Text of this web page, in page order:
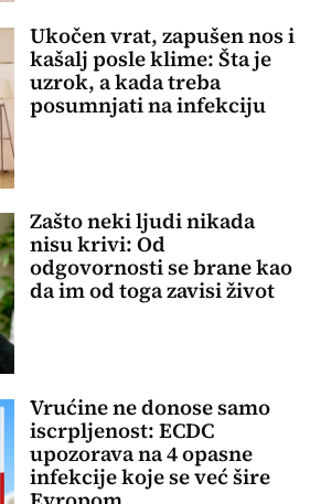
Ukočen vrat, zapušen nos i
kašalj posle klime: Šta je
uzrok, a kada treba
posumnjati na infekciju
Zašto neki ljudi nikada
nisu krivi: Od
odgovornosti se brane kao
da im od toga zavisi život
Vrućine ne donose samo
iscrpljenost: ECDC
upozorava na 4 opasne
infekcije koje se već šire